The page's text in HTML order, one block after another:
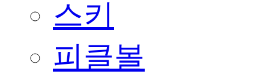
스키
피클볼